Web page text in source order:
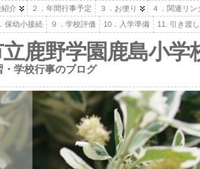
紹介 ２．年間行事予定 ３．お便り
４．関連リン
保幼小接続 ９．学校評価 10．入学準備 11. 引き渡
鹿野学園鹿島小学
学校行事のブログ